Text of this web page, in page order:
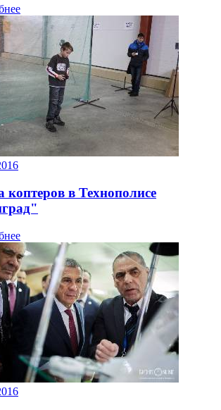
коптеров в Технополисе